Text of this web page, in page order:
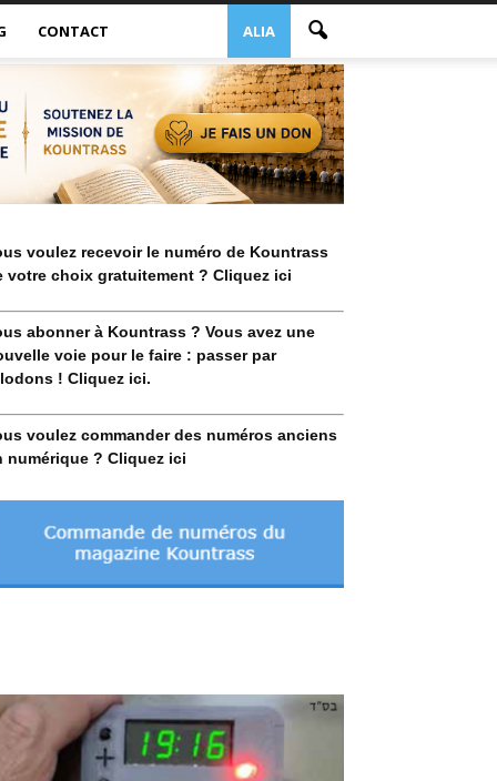
ALIA
CONTACT
voulez recevoir le numéro de Kountrass
votre choix gratuitement ? Cliquez ici
abonner à Kountrass ? Vous avez une
voie pour le faire : passer par
! Cliquez ici.
voulez commander des numéros anciens
numérique ? Cliquez ici